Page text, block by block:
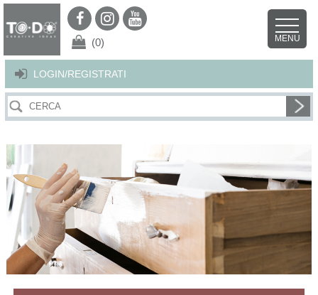
Per offrirti il miglior servizio possibile questo sito utilizza i cookies.
Continuando la navigazione nel sito autorizzi l’uso dei cookies. Per ulteriori
LOGIN/REGISTRATI
(0) MENU